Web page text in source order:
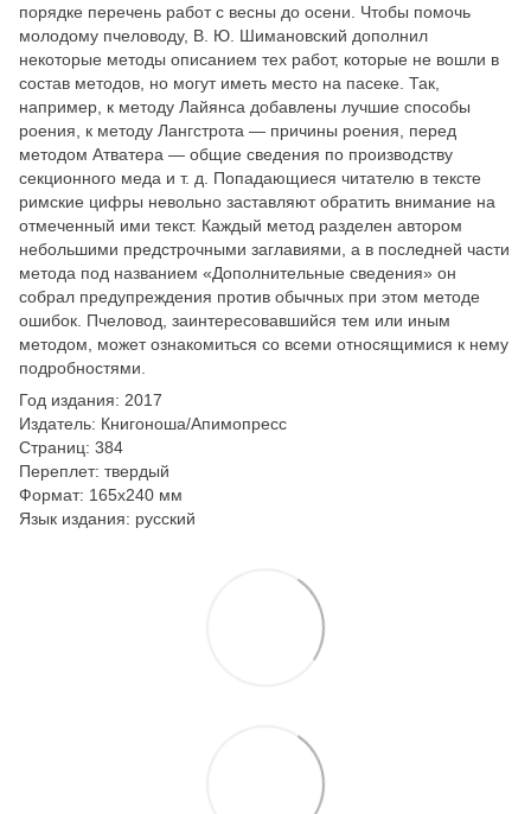
порядке перечень работ с весны до осени. Чтобы помочь
молодому пчеловоду, В. Ю. Шимановский дополнил
некоторые методы описанием тех работ, которые не вошли в
состав методов, но могут иметь место на пасеке. Так,
например, к методу Лайянса добавлены лучшие способы
роения, к методу Лангстрота — причины роения, перед
методом Атватера — общие сведения по производству
секционного меда и т. д. Попадающиеся читателю в тексте
римские цифры невольно заставляют обратить внимание на
отмеченный ими текст. Каждый метод разделен автором
небольшими предстрочными заглавиями, а в последней части
метода под названием «Дополнительные сведения» он
собрал предупреждения против обычных при этом методе
ошибок. Пчеловод, заинтересовавшийся тем или иным
методом, может ознакомиться со всеми относящимися к нему
подробностями.
Год издания: 2017
Издатель: Книгоноша/Апимопресс
Страниц: 384
Переплет: твердый
Формат: 165х240 мм
Язык издания: русский